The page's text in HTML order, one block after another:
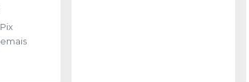
kit: 2
1 ponta
Pix